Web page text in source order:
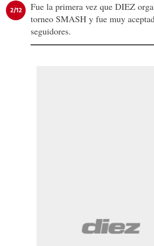
2/12
Fue la primera vez que DIEZ
torneo SMASH y fue muy
seguidores.